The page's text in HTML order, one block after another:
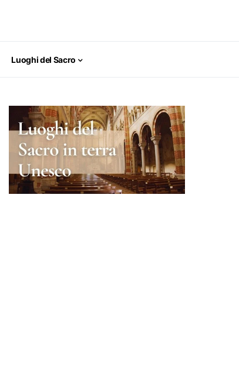
Luoghi del Sacro